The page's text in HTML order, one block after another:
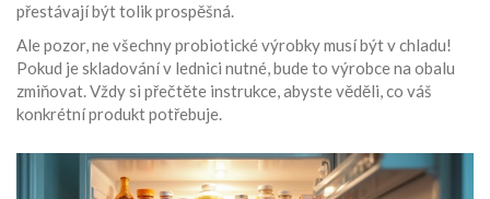
přestávají být tolik prospěšná.
Ale pozor, ne všechny probiotické výrobky musí být v chladu!
Pokud je skladování v lednici nutné, bude to výrobce na obalu
zmiňovat. Vždy si přečtěte instrukce, abyste věděli, co váš
konkrétní produkt potřebuje.